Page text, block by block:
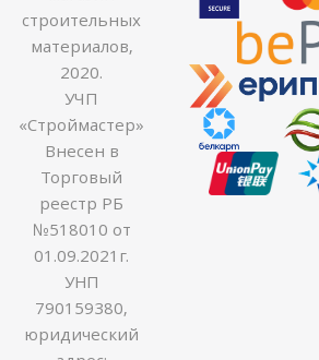
строительных
материалов,
2020.
УЧП
«Строймастер»
Внесен в
Торговый
реестр РБ
№518010 от
01.09.2021г.
УНП
790159380,
юридический